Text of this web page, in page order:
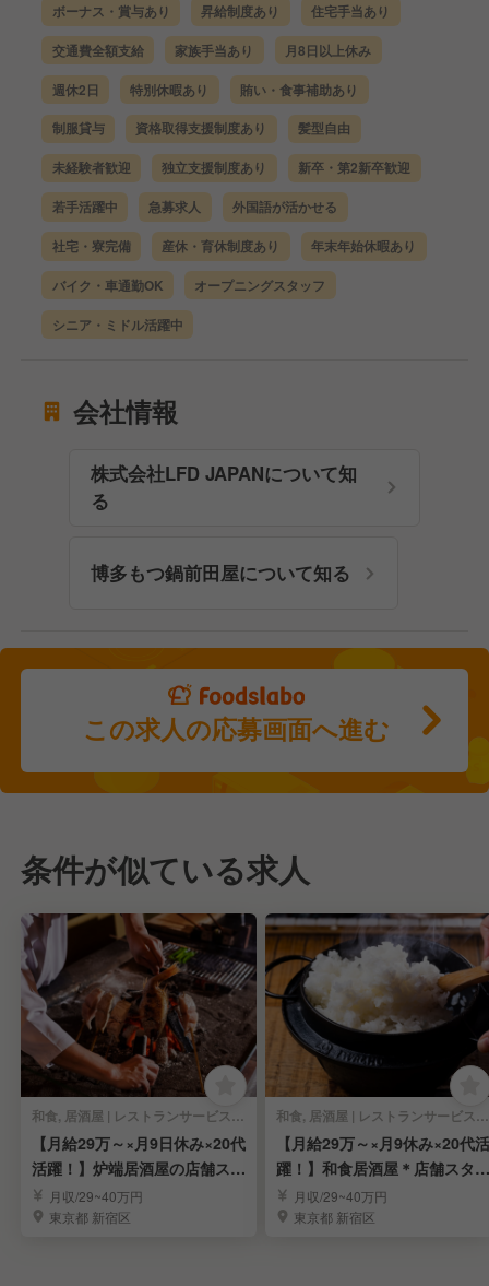
ボーナス・賞与あり 昇給制度あり 住宅手当あり
交通費全額支給 家族手当あり 月8日以上休み
週休2日 特別休暇あり 賄い・食事補助あり
制服貸与 資格取得支援制度あり 髪型自由
未経験者歓迎 独立支援制度あり 新卒・第2新卒歓迎
若手活躍中 急募求人 外国語が活かせる
社宅・寮完備 産休・育休制度あり 年末年始休暇あり
バイク・車通勤OK オープニングスタッフ
シニア・ミドル活躍中
会社情報
株式会社LFD JAPANについて知
る
博多もつ鍋前田屋について知る
この求人の応募画面へ進む
条件が似ている求人
和食, 居酒屋 | レストランサービス・ホールスタッフ
【月給29万～×月9日休み×20代
活躍！】炉端居酒屋の店舗スタ
ッフ募集！
月収/29~40万円
東京都 新宿区
和食, 居酒屋 | レストランサービス・ホールスタッフ
【月給29万～×月9休み×20代活
躍！】和食居酒屋＊店舗スタッ
フ募集！
月収/29~40万円
東京都 新宿区